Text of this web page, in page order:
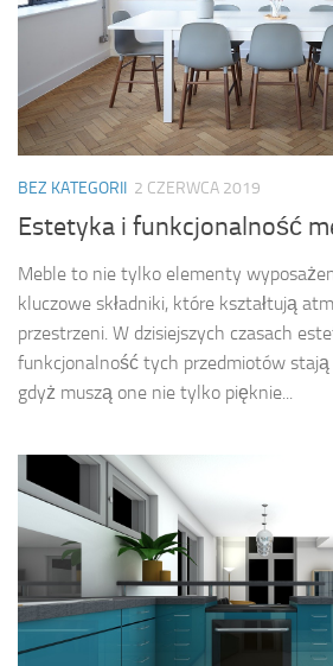
BEZ KATEGORII 2 CZERWCA 2019
Estetyka i funkcjonalność
Meble to nie tylko elementy
kluczowe składniki, które kształtują
przestrzeni. W dzisiejszych czasach
funkcjonalność tych przedmiotów stają
gdyż muszą one nie tylko pięknie...